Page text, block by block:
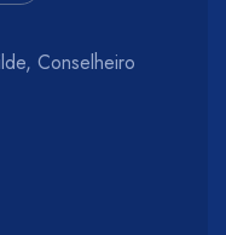
Conselheiro